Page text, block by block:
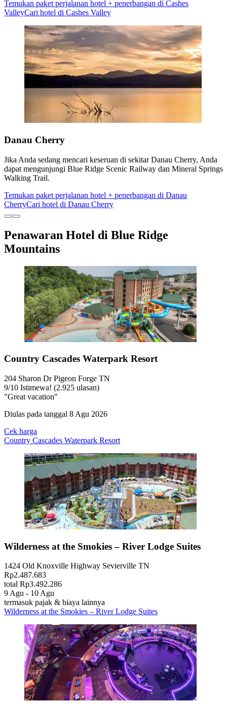
Temukan paket perjalanan hotel + penerbangan di Cashes
ValleyCari hotel di Cashes Valley
Danau Cherry
Jika Anda sedang mencari keseruan di sekitar Danau Cherry, Anda
dapat mengunjungi Blue Ridge Scenic Railway dan Mineral Springs
Walking Trail.
Temukan paket perjalanan hotel + penerbangan di Danau
CherryCari hotel di Danau Cherry
Penawaran Hotel di Blue Ridge
Mountains
Country Cascades Waterpark Resort
204 Sharon Dr Pigeon Forge TN
9/10 Istimewa! (2.925 ulasan)
"Great vacation"
Diulas pada tanggal 8 Agu 2026
Cek harga
Country Cascades Waterpark Resort
Wilderness at the Smokies – River Lodge Suites
1424 Old Knoxville Highway Sevierville TN
Rp2.487.683
total Rp3.492.286
9 Agu - 10 Agu
termasuk pajak & biaya lainnya
Wilderness at the Smokies – River Lodge Suites